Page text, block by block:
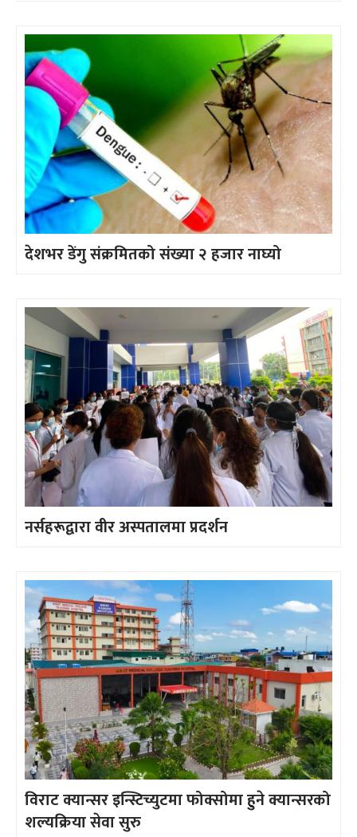
देशभर डेंगु संक्रमितको संख्या २ हजार नाघ्यो
नर्सहरूद्वारा वीर अस्पतालमा प्रदर्शन
विराट क्यान्सर इन्स्टिच्युटमा फोक्सोमा हुने क्यान्सरको
शल्यक्रिया सेवा सुरु